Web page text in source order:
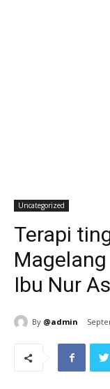
Uncategorized
Terapi
Ibu Nur
By @admin